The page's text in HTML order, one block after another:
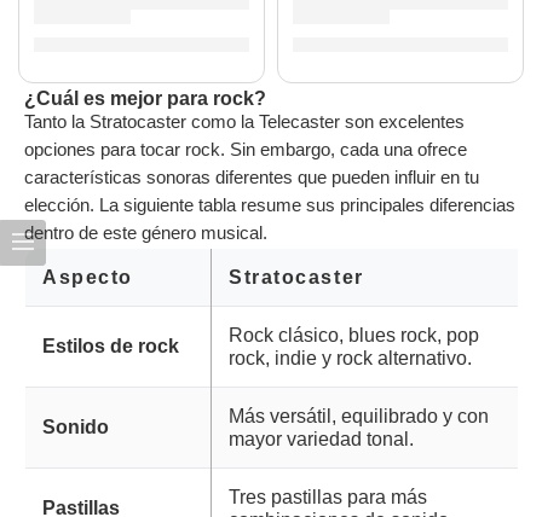
¿Cuál es mejor para rock?
Tanto la Stratocaster como la Telecaster son excelentes
opciones para tocar rock. Sin embargo, cada una ofrece
características sonoras diferentes que pueden influir en tu
elección. La siguiente tabla resume sus principales diferencias
dentro de este género musical.
Aspecto Stratocaster
Estilos de rock
Rock clásico, blues rock, pop
rock, indie y rock alternativo.
Sonido
Más versátil, equilibrado y con
mayor variedad tonal.
Pastillas
Tres pastillas para más